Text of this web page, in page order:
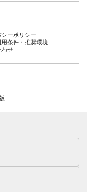
シーポリシー
用条件・推奨環境
わせ